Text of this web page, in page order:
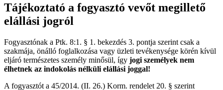
Tájékoztató a fogyasztó vevőt megillető
elállási jogról
Fogyasztónak a Ptk. 8:1. § 1. bekezdés 3. pontja szerint csak a
szakmája, önálló foglalkozása vagy üzleti tevékenysége körén kívül
eljáró természetes személy minősül, így jogi személyek nem
élhetnek az indokolás nélküli elállási joggal!
A fogyasztót a 45/2014. (II. 26.) Korm. rendelet 20. § szerint